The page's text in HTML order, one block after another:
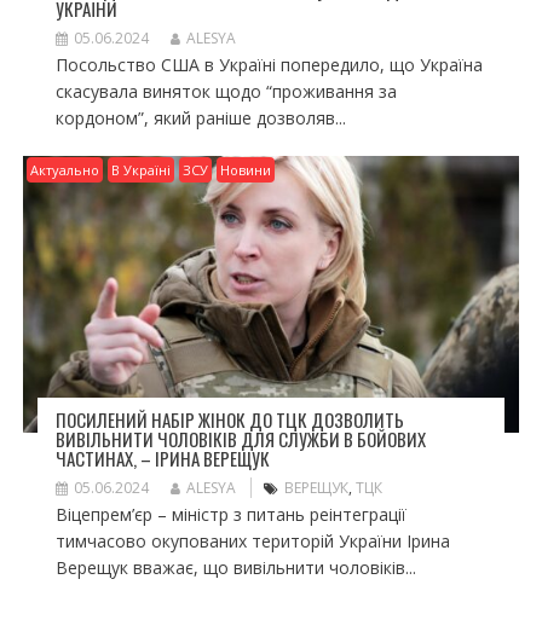
УКРАЇНИ
05.06.2024 ALESYA
Посольство США в Україні попередило, що Україна
скасувала виняток щодо “проживання за
кордоном”, який раніше дозволяв...
Актуально В Україні ЗСУ Новини
ПОСИЛЕНИЙ НАБІР ЖІНОК ДО ТЦК ДОЗВОЛИТЬ
ВИВІЛЬНИТИ ЧОЛОВІКІВ ДЛЯ СЛУЖБИ В БОЙОВИХ
ЧАСТИНАХ, – ІРИНА ВЕРЕЩУК
05.06.2024 ALESYA ВЕРЕЩУК, ТЦК
Віцепрем’єр – міністр з питань реінтеграції
тимчасово окупованих територій України Ірина
Верещук вважає, що вивільнити чоловіків...